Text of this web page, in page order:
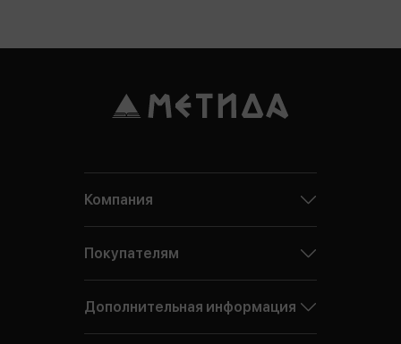
Компания
Покупателям
Дополнительная информация